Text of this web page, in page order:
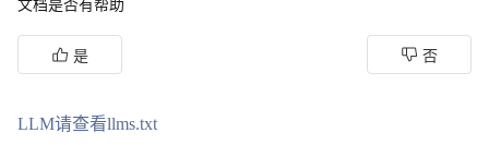
文档是否有帮助
是 否
LLM请查看llms.txt